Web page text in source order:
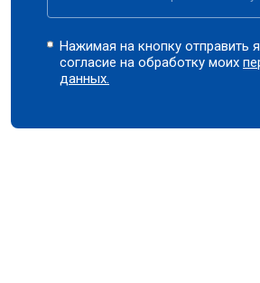
Нажимая на кнопку отправить
согласие на обработку моих
данных.